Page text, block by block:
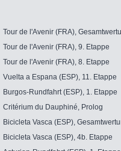
Tour de l'Avenir (FRA),
Tour de l'Avenir (FRA), 9. Etappe
Tour de l'Avenir (FRA), 8. Etappe
Vuelta a Espana (ESP), 11. Etappe
Burgos-Rundfahrt (ESP), 1. Etappe
Critérium du Dauphiné, Prolog
Bicicleta Vasca (ESP),
Bicicleta Vasca (ESP), 4b. Etappe